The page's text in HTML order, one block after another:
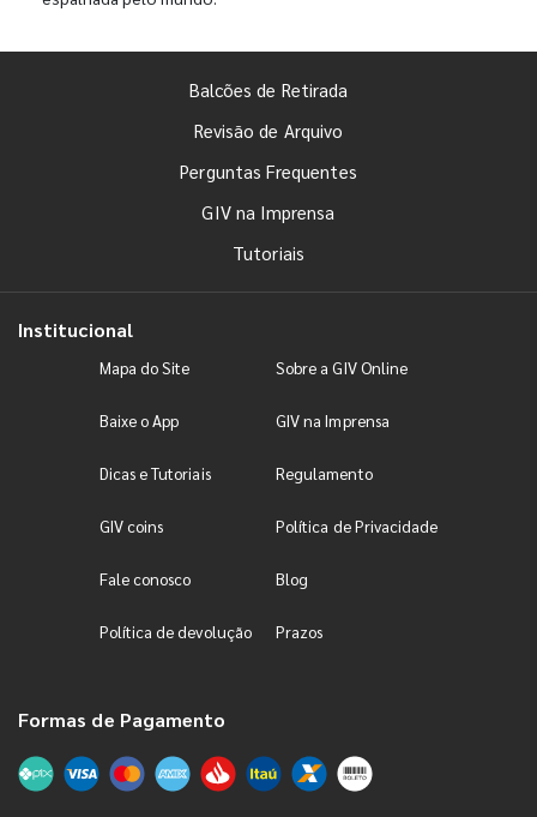
Balcões de Retirada
Revisão de Arquivo
Perguntas Frequentes
GIV na Imprensa
Tutoriais
Institucional
Mapa do Site Sobre a GIV Online
Baixe o App GIV na Imprensa
Dicas e Tutoriais Regulamento
GIV coins Política de Privacidade
Fale conosco Blog
Política de devolução Prazos
Formas de Pagamento